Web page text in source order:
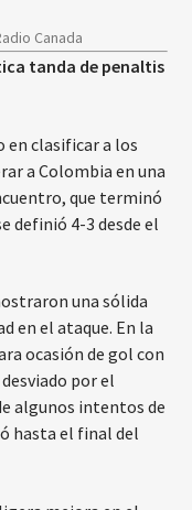
Canada
tanda de penaltis
en clasificar a los
a Colombia en una
que terminó
definió 4-3 desde el
una sólida
en el ataque. En la
ocasión de gol con
por el
algunos intentos de
hasta el final del